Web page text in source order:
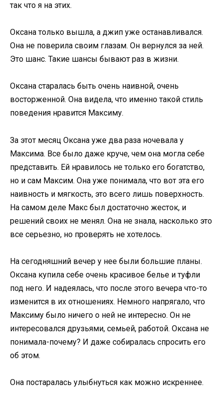
так что я на этих.
Оксана только вышла, а джип уже останавливался.
Она не поверила своим глазам. Он вернулся за ней.
Это шанс. Такие шансы бывают раз в жизни.
Оксана старалась быть очень наивной, очень
восторженной. Она видела, что именно такой стиль
поведения нравится Максиму.
За этот месяц Оксана уже два раза ночевала у
Максима. Все было даже круче, чем она могла себе
представить. Ей нравилось не только его богатство,
но и сам Максим. Она уже понимала, что вот эта его
наивность и мягкость, это всего лишь поверхность.
На самом деле Макс был достаточно жесток, и
решений своих не менял. Она не знала, насколько это
все серьезно, но проверять не хотелось.
На сегодняшний вечер у нее были большие планы.
Оксана купила себе очень красивое белье и туфли
под него. И надеялась, что после этого вечера что-то
изменится в их отношениях. Немного напрягало, что
Максиму было ничего о ней не интересно. Он не
интересовался друзьями, семьей, работой. Оксана не
понимала-почему? И даже собиралась спросить его
об этом.
Она постаралась улыбнуться как можно искреннее.